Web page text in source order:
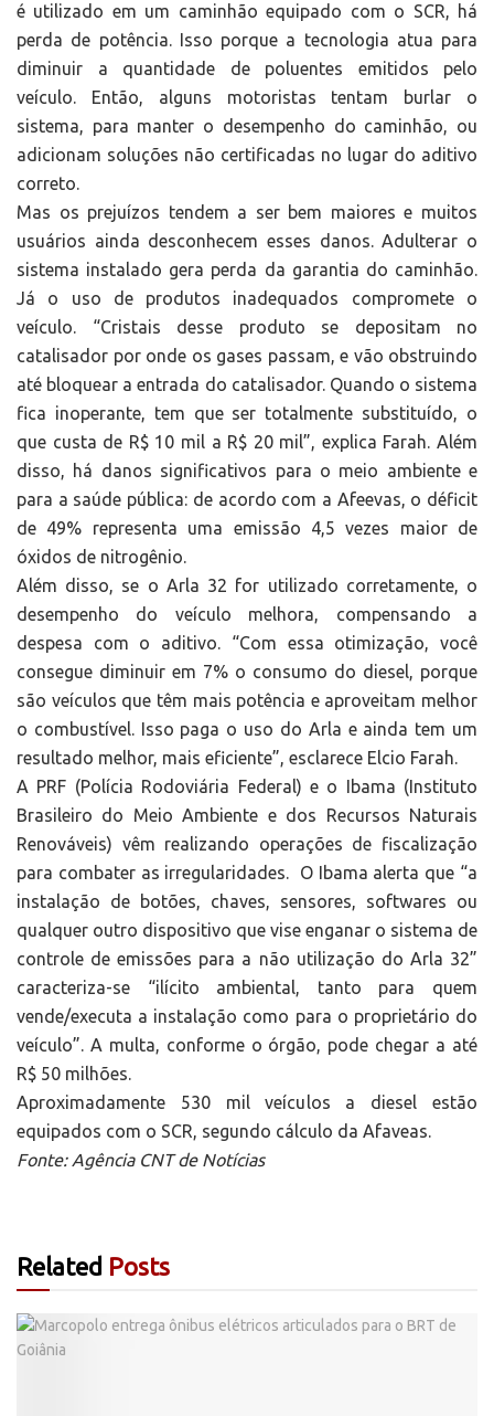
é utilizado em um caminhão equipado com o SCR, há
perda de potência. Isso porque a tecnologia atua para
diminuir a quantidade de poluentes emitidos pelo
veículo. Então, alguns motoristas tentam burlar o
sistema, para manter o desempenho do caminhão, ou
adicionam soluções não certificadas no lugar do aditivo
correto.
Mas os prejuízos tendem a ser bem maiores e muitos
usuários ainda desconhecem esses danos. Adulterar o
sistema instalado gera perda da garantia do caminhão.
Já o uso de produtos inadequados compromete o
veículo. “Cristais desse produto se depositam no
catalisador por onde os gases passam, e vão obstruindo
até bloquear a entrada do catalisador. Quando o sistema
fica inoperante, tem que ser totalmente substituído, o
que custa de R$ 10 mil a R$ 20 mil”, explica Farah. Além
disso, há danos significativos para o meio ambiente e
para a saúde pública: de acordo com a Afeevas, o déficit
de 49% representa uma emissão 4,5 vezes maior de
óxidos de nitrogênio.
Além disso, se o Arla 32 for utilizado corretamente, o
desempenho do veículo melhora, compensando a
despesa com o aditivo. “Com essa otimização, você
consegue diminuir em 7% o consumo do diesel, porque
são veículos que têm mais potência e aproveitam melhor
o combustível. Isso paga o uso do Arla e ainda tem um
resultado melhor, mais eficiente”, esclarece Elcio Farah.
A PRF (Polícia Rodoviária Federal) e o Ibama (Instituto
Brasileiro do Meio Ambiente e dos Recursos Naturais
Renováveis) vêm realizando operações de fiscalização
para combater as irregularidades. O Ibama alerta que “a
instalação de botões, chaves, sensores, softwares ou
qualquer outro dispositivo que vise enganar o sistema de
controle de emissões para a não utilização do Arla 32”
caracteriza-se “ilícito ambiental, tanto para quem
vende/executa a instalação como para o proprietário do
veículo”. A multa, conforme o órgão, pode chegar a até
R$ 50 milhões.
Aproximadamente 530 mil veículos a diesel estão
equipados com o SCR, segundo cálculo da Afaveas.
Fonte: Agência CNT de Notícias
Related Posts